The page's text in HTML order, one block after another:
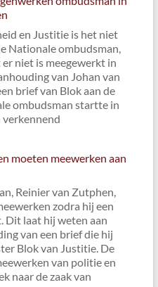
en Justitie is het niet
Nationale ombudsman,
niet is meegewerkt in
van Johan van
brief van Blok aan de
ombudsman startte in
verkennend
moeten meewerken aan
Reinier van Zutphen,
zodra hij een
Dit laat hij weten aan
van een brief die hij
Blok van Justitie. De
van politie en
naar de zaak van